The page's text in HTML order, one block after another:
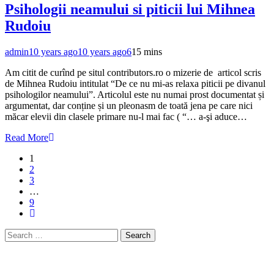
Psihologii neamului si piticii lui Mihnea
Rudoiu
admin10 years ago10 years ago615 mins
Am citit de curînd pe situl contributors.ro o mizerie de articol scris
de Mihnea Rudoiu intitulat “De ce nu mi-as relaxa piticii pe divanul
psihologilor neamului”. Articolul este nu numai prost documentat și
argumentat, dar conține și un pleonasm de toată jena pe care nici
măcar elevii din clasele primare nu-l mai fac ( “… a-şi aduce…
Read More
1
2
3
…
9
Search
for: